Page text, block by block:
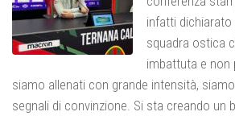
infatti dichiarato
squadra ostica
imbattuta e non
siamo allenati con grande intensità,
segnali di convinzione. Si sta creando un